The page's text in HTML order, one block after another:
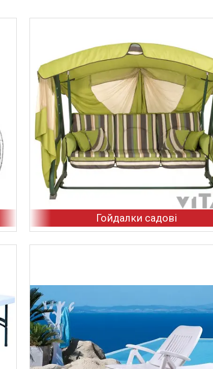
Гойдалки садові